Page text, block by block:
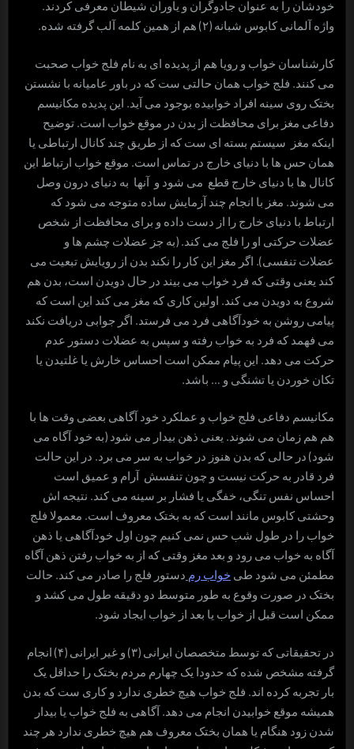
خودشان را به عنوان جادوگران و یاوران شیطان معرفی کردند.
واژه آلمانی کابوس شبانه (۲) هم از همین کلمه آلب گرفته شده.
کارشناسان خواب و رویا هم از پدیده ای به نام فلج خواب صحبت
می کنند. فلج خواب همان حالتی ست که در باور عامیانه با نشستن
بختک روی سینه افراد خوابیده بوجود می آید. این پدیده مکانیسم
دفاعی مغز برای محافظت از بدن در موقع خواب است. توضیح
اینکه مغز سیستم بسته ای ست که از طریق چند کانال ارتباطی یا
همان حس ها با دنیای خارج در تماس است. موقع خواب ارتباط این
کانال ها با دنیای خارج قطع می شود و آنها به دنیای درون وصل
می شوند. مغز با انجام چند آزمایش ساده متوجه می شود که
ارتباط با دنیای خارج را از دست داده و برای محافظت از شخص
عضلات حرکتی او را فلج می کند. (به جز عضلات چشم ها و
عضلات تنفسی). اگر مغز این کار را نکند بدن از رویایش تبعیت می
کند یعنی وقتی که فرد خواب می بیند در حال دویدن است، بدن هم
شروع به دویدن می کند. اولین کاری که مغز می کند این است که
پیامی روشن به خودآگاهی فرد می فرستد. اگر جوابی دریافت نکند
می فهمد که فرد به خواب رفته و سپس به عضلات دستور عدم
حرکت می دهد. این پیام ممکن است احساس خارش یا غلتیدن یا
تکان خوردن یا تشنگی و … باشد.
مکانیسم دفاعی فلج خواب و عملکرد خود آگاهی بعضی وقت ها با
هم هم زمان می شوند. یعنی ذهن بیدار می شود (به خود آگاه می
شود) در حالی که بدن هنوز در خواب به سر می برد. در این حالت
فرد قادر به حرکت نیست و چون تنفسش آرام و عمیق است
احساس نفس تنگی، خفگی یا فشار بر سینه می کند. نتیجه اش
وحشتی کابوس مانند است که به بختک معروف است. معمولا فلج
خواب را در طول شب حس نمی کنیم چون اول خودآگاهی یا ذهن
آگاه به خواب می رود و بعد مغز وقتی که از به خواب رفتن ذهن آگاه
مطمئن می شود طی خواب رم دستور فلج را صادر می کند. حالت
بختک در صورت وقوع به طور متوسط دو دقیقه طول می کشد و
ممکن است قبل از خواب یا بعد از خواب ایجاد شود.
در تحقیقاتی که توسط متخصصان ایرانی (۳) و غیر ایرانی (۴) انجام
گرفته مشخص شده که حدودا یک چهارم مردم بختک را حداقل یک
بار تجربه کرده اند. فلج خواب هیچ خطری ندارد و کاری ست که بدن
همیشه موقع خوابیدن انجام می دهد. آگاهی به فلج خواب یا بیدار
شدن زود هنگام یا همان بختک معروف هم هیچ خطری ندارد هر چند